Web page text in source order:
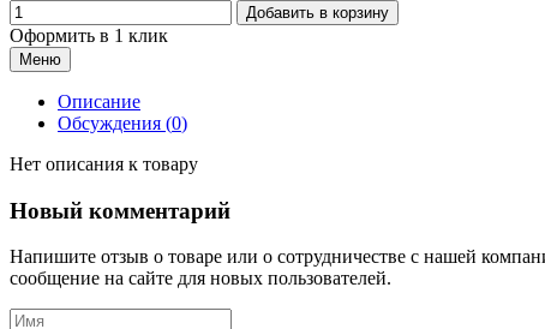
Добавить в корзину
Оформить в 1 клик
Меню
Описание
Обсуждения (0)
Нет описания к товару
Новый комментарий
Напишите отзыв о товаре или о сотрудничестве с нашей
сообщение на сайте для новых пользователей.